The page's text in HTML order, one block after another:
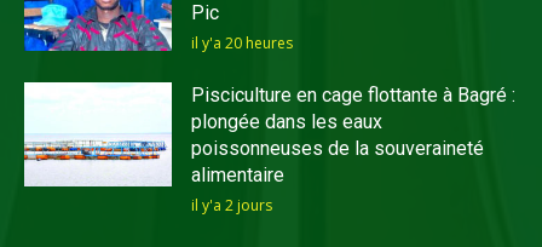
Pic
il y'a 20 heures
Pisciculture en cage flottante à Bagré :
plongée dans les eaux
poissonneuses de la souveraineté
alimentaire
il y'a 2 jours